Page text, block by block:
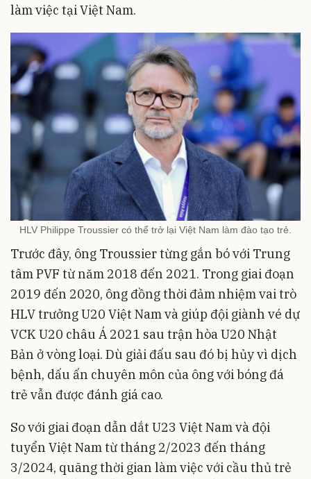
làm việc tại Việt Nam.
HLV Philippe Troussier có thể trở lại Việt Nam làm đào tạo trẻ.
Trước đây, ông Troussier từng gắn bó với Trung
tâm PVF từ năm 2018 đến 2021. Trong giai đoạn
2019 đến 2020, ông đồng thời đảm nhiệm vai trò
HLV trưởng U20 Việt Nam và giúp đội giành vé dự
VCK U20 châu Á 2021 sau trận hòa U20 Nhật
Bản ở vòng loại. Dù giải đấu sau đó bị hủy vì dịch
bệnh, dấu ấn chuyên môn của ông với bóng đá
trẻ vẫn được đánh giá cao.
So với giai đoạn dẫn dắt U23 Việt Nam và đội
tuyển Việt Nam từ tháng 2/2023 đến tháng
3/2024, quãng thời gian làm việc với cầu thủ trẻ